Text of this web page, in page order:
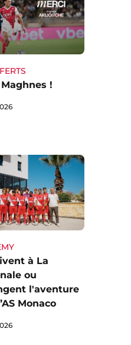
!
à La
ou
l'aventure
Monaco